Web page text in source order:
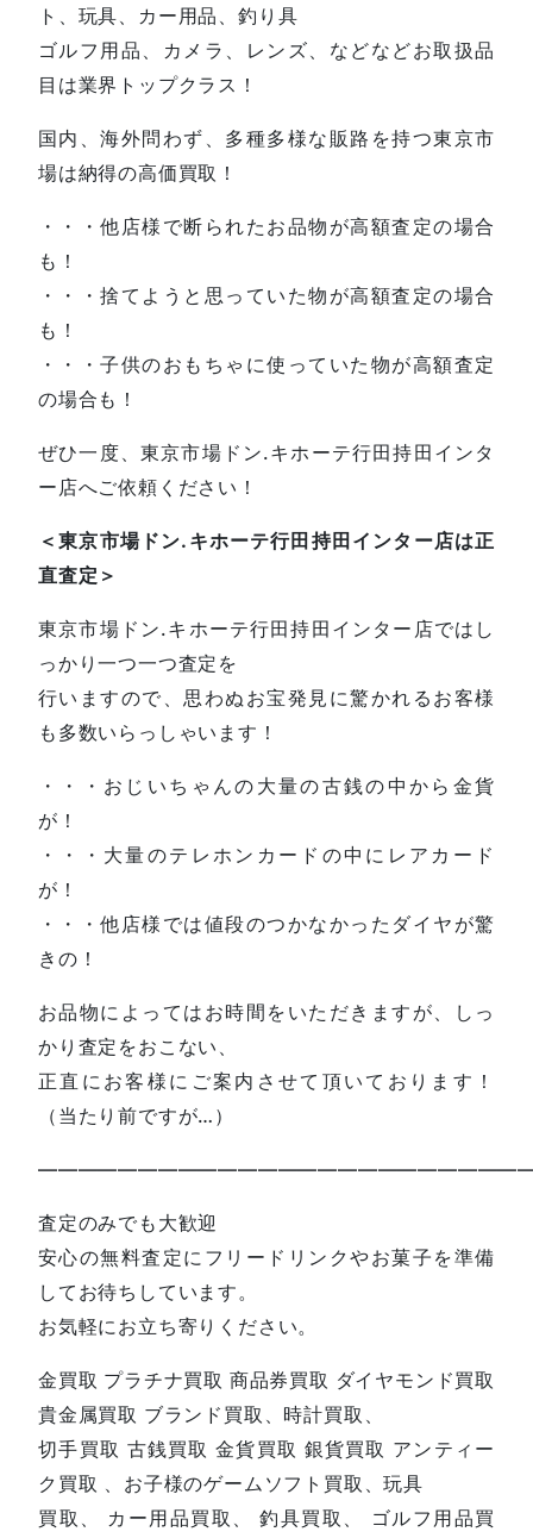
ト、玩具、カー用品、釣り具
ゴルフ用品、カメラ、レンズ、などなどお取扱品
目は業界トップクラス！
国内、海外問わず、多種多様な販路を持つ東京市
場は納得の高価買取！
・・・他店様で断られたお品物が高額査定の場合
も！
・・・捨てようと思っていた物が高額査定の場合
も！
・・・子供のおもちゃに使っていた物が高額査定
の場合も！
ぜひ一度、東京市場ドン.キホーテ行田持田インタ
ー店へご依頼ください！
＜東京市場ドン.キホーテ行田持田インター店は正
直査定＞
東京市場ドン.キホーテ行田持田インター店ではし
っかり一つ一つ査定を
行いますので、思わぬお宝発見に驚かれるお客様
も多数いらっしゃいます！
・・・おじいちゃんの大量の古銭の中から金貨
が！
・・・大量のテレホンカードの中にレアカード
が！
・・・他店様では値段のつかなかったダイヤが驚
きの！
お品物によってはお時間をいただきますが、しっ
かり査定をおこない、
正直にお客様にご案内させて頂いております！
（当たり前ですが…）
査定のみでも大歓迎
安心の無料査定にフリードリンクやお菓子を準備
してお待ちしています。
お気軽にお立ち寄りください。
金買取 プラチナ買取 商品券買取 ダイヤモンド買取
貴金属買取 ブランド買取、時計買取、
切手買取 古銭買取 金貨買取 銀貨買取 アンティー
ク買取 、お子様のゲームソフト買取、玩具
買取、 カー用品買取、 釣具買取、 ゴルフ用品買